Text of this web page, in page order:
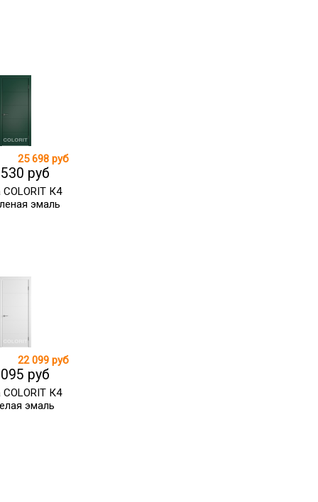
25 698 руб
руб
К4
эмаль
22 099 руб
руб
К4
эмаль